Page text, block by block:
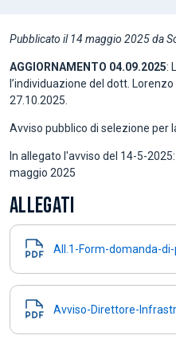
Pubblicato il 14 maggio 2025 da
AGGIORNAMENTO 04.09.2025:
l’individuazione del dott.
27.10.2025.
Avviso pubblico di selezione
In allegato l'avviso del 14-5-
maggio 2025
ALLEGATI
All.1-Form-domanda-
Avviso-Direttore-